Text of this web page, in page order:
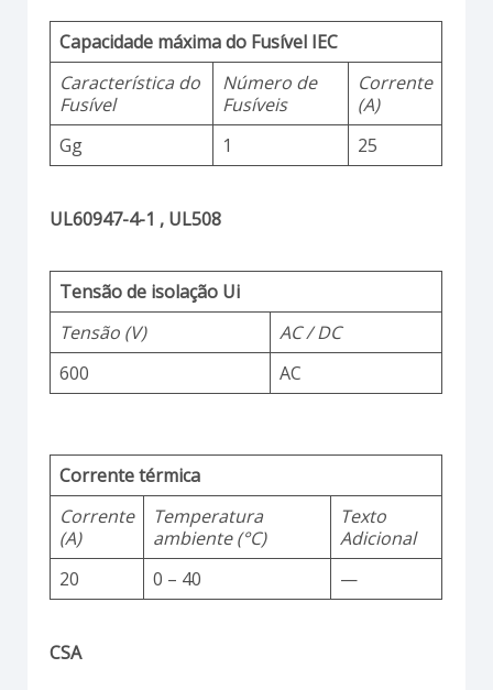
Capacidade máxima do Fusível IEC
Característica do
Fusível
Número de
Fusíveis
Corrente
(A)
Gg
1 25
UL60947-4-1 , UL508
Tensão de isolação Ui
Tensão (V)
AC / DC
600
AC
Corrente térmica
Corrente
(A)
Temperatura
ambiente (°C)
Texto
Adicional
20
0 – 40 —
CSA